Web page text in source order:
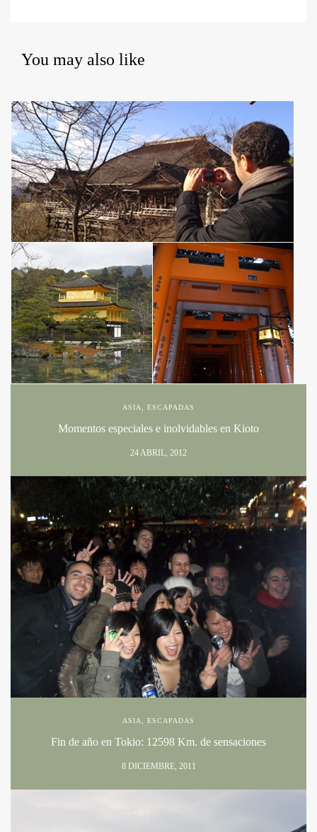
You may also like
ASIA ESCAPADAS
Momentos especiales e inolvidables en Kioto
24 ABRIL, 2012
ASIA ESCAPADAS
Fin de año en Tokio: 12598 Km. de sensaciones
8 DICIEMBRE, 2011